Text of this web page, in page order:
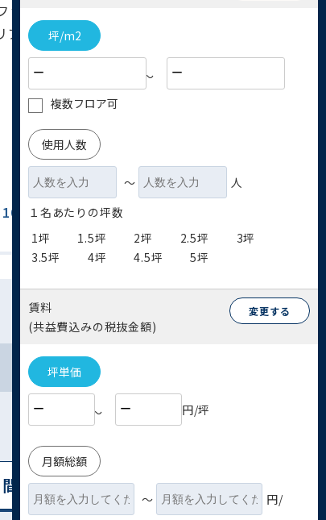
坪/m2
〜
複数フロア可
使用人数
〜
人
１名あたりの坪数
1坪
1.5坪 2坪 2.5坪
3坪
3.5坪
4坪 4.5坪 5坪
賃料
(共益費込みの税抜金額)
変更する
坪単価
〜 円/坪
月額総額
〜
円/
ミリー層を中心に人口が増加傾向にあり
と言えるでしょう。荒川区は、日暮里繊
100坪~200坪
(4)
(1)
間取り図表⽰ リスト表⽰